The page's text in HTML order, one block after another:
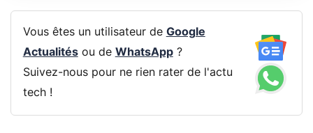
Vous êtes un utilisateur de Google
Actualitésou de WhatsApp?
Suivez-nous pour ne rien rater de l'actu
tech !